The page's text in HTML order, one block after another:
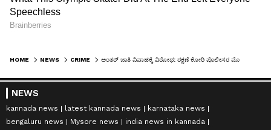
HOME NEWS CRIME
NEWS
kannada news latest kannada news
karnataka news
bengaluru news
Mysore news
india news in kannada